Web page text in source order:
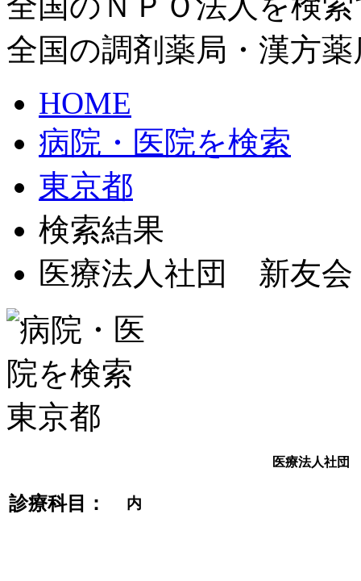
全国の調剤薬局・漢方
HOME
病院・医院を検索
東京都
検索結果
医療法人社団 新友
医療法人社
診療科目： 内